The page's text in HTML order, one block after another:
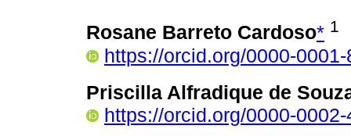
Rosane Barreto Cardoso* 1
https://orcid.org/0000-
Priscilla Alfradique de
https://orcid.org/0000-